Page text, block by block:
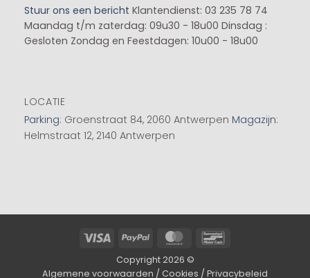
Stuur ons een bericht Klantendienst: 03 235 78 74
Maandag t/m zaterdag: 09u30 - 18u00 Dinsdag :
Gesloten Zondag en Feestdagen: 10u00 - 18u00
LOCATIE
Parking: Groenstraat 84, 2060 Antwerpen Magazijn:
Helmstraat 12, 2140 Antwerpen
Visa PayPal MasterCard
Copyright 2026 ©
Algemene voorwaarden / Cookies / Privacybeleid